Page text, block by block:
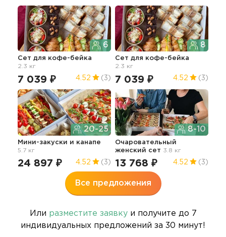
6
Сет для кофе-бейка
2.3 кг
7 039 ₽ 4.52 (3)
8
Сет для кофе-бейка
2.3 кг
7 039 ₽ 4.52 (3)
20-25
Мини-закуски и канапе
5.7 кг
24 897 ₽ 4.52 (3)
8-10
Очаровательный
женский сет 3.8 кг
13 768 ₽ 4.52 (3)
Все предложения
Или разместите заявкуи получите до 7
индивидуальных предложений за 30 минут!